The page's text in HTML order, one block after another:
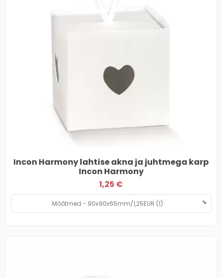
Incon Harmony lahtise akna ja juhtmega karp
Incon Harmony
1,25 €